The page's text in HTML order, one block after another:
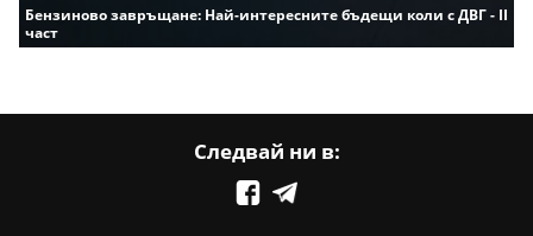
Бензиново завръщане: Най-интересните бъдещи коли с ДВГ - II
част
Следвай ни в: